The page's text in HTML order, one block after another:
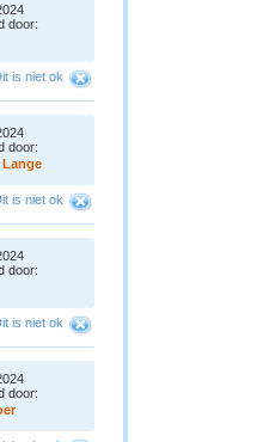
door:
is niet ok
door:
Lange
is niet ok
door:
is niet ok
door:
er